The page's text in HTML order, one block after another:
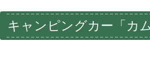
キャンピングカー「カ